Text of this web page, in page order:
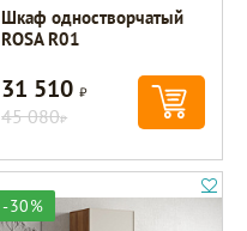
Шкаф одностворчатый
ROSA R01
31 510Р
45 080Р
-30%